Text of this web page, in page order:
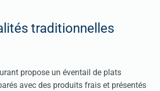
traditionnelles
propose un éventail de plats
avec des produits frais et présentés